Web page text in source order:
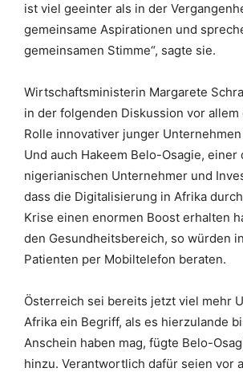
ist viel geeinter als in der
gemeinsame Aspirationen und
gemeinsamen Stimme“, sagte sie.
Wirtschaftsministerin Margarete
in der folgenden Diskussion vor
Rolle innovativer junger
Und auch Hakeem Belo-Osagie,
nigerianischen Unternehmer und
dass die Digitalisierung in Afrika
Krise einen enormen Boost erhalten
den Gesundheitsbereich, so würden
Patienten per Mobiltelefon beraten.
Österreich sei bereits jetzt viel mehr
Afrika ein Begriff, als es hierzulande
Anschein haben mag, fügte Belo-
hinzu. Verantwortlich dafür seien vor